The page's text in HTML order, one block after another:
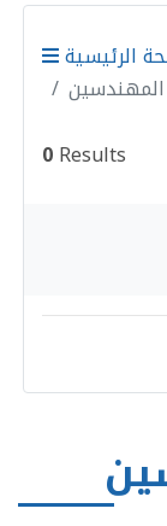
الرئيسية
المهندسين
0Results